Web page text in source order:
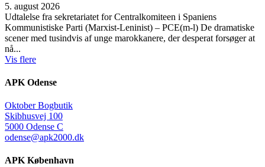
5. august 2026
Udtalelse fra sekretariatet for Centralkomiteen i Spaniens
Kommunistiske Parti (Marxist-Leninist) – PCE(m-l) De dramatiske
scener med tusindvis af unge marokkanere, der desperat forsøger at
nå...
Vis flere
APK Odense
Oktober Bogbutik
Skibhusvej 100
5000 Odense C
odense@apk2000.dk
APK København